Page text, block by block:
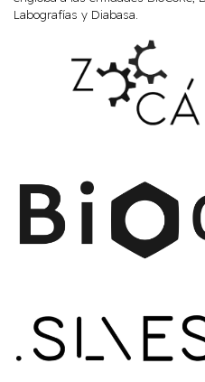
Labografías y Diabasa.